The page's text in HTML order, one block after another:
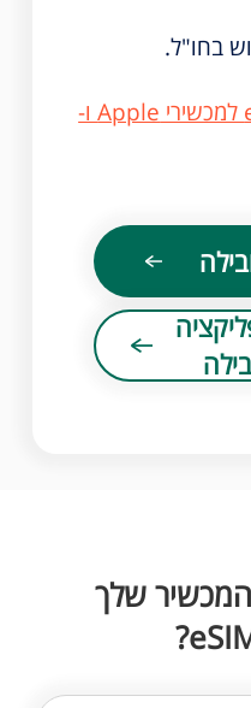
בחו"ל.
סרטון הסבר להורדת eSIM למכשירי Apple ו-
שלך